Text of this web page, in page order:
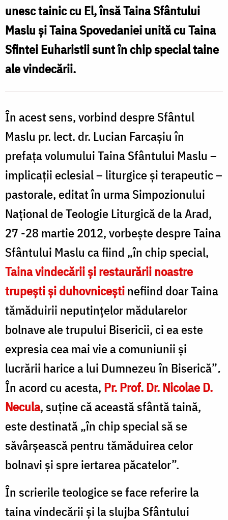
unesc tainic cu El, însă Taina Sfântului
Maslu și Taina Spovedaniei unită cu Taina
Sfintei Euharistii sunt în chip special taine
ale vindecării.
În acest sens, vorbind despre Sfântul
Maslu pr. lect. dr. Lucian Farcașiu în
prefața volumului Taina Sfântului Maslu –
implicații eclesial – liturgice și terapeutic –
pastorale, editat în urma Simpozionului
Național de Teologie Liturgică de la Arad,
27 -28 martie 2012, vorbește despre Taina
Sfântului Maslu ca fiind „în chip special,
Taina vindecării și restaurării noastre
trupești și duhovniceștinefiind doar Taina
tămăduirii neputințelor mădularelor
bolnave ale trupului Bisericii, ci ea este
expresia cea mai vie a comuniunii și
lucrării harice a lui Dumnezeu în Biserică”.
În acord cu acesta, Pr. Prof. Dr. Nicolae D.
Necula, suține că această sfântă taină,
este destinată „în chip special să se
săvârșească pentru tămăduirea celor
bolnavi și spre iertarea păcatelor”.
În scrierile teologice se face referire la
taina vindecării și la slujba Sfântului